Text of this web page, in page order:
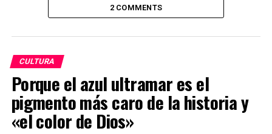
2 COMMENTS
CULTURA
Porque el azul ultramar es el
pigmento más caro de la historia y
«el color de Dios»